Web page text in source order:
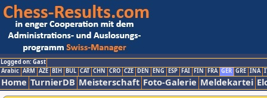
Logged on: Gast
Arabic ARM AZE BIH BUL CAT CHN CRO CZE DEN ENG ESP FAI FIN FRA GER GRE INA
Home TurnierDB Meisterschaft Foto-Galerie Meldekartei